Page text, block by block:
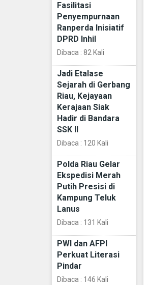
Fasilitasi
Penyempurnaan
Ranperda Inisiatif
DPRD Inhil
Dibaca : 82 Kali
Jadi Etalase
Sejarah di Gerbang
Riau, Kejayaan
Kerajaan Siak
Hadir di Bandara
SSK II
Dibaca : 120 Kali
Polda Riau Gelar
Ekspedisi Merah
Putih Presisi di
Kampung Teluk
Lanus
Dibaca : 131 Kali
PWI dan AFPI
Perkuat Literasi
Pindar
Dibaca : 146 Kali